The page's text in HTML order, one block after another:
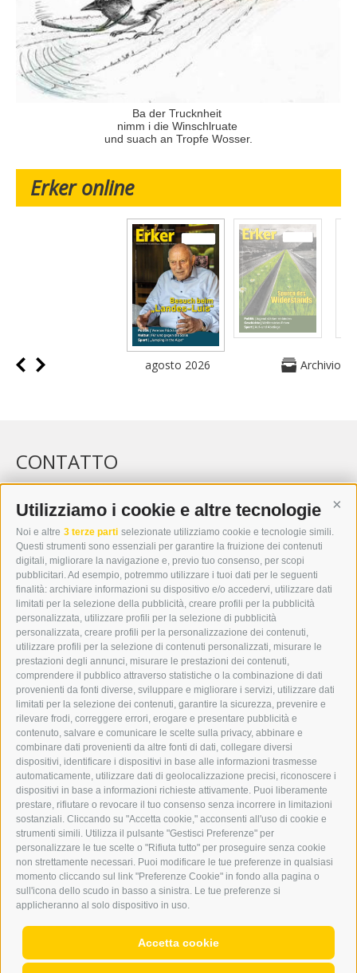
Utilizziamo i cookie e altre tecnologie
Noi e altre 3 terze parti selezionate utilizziamo cookie e tecnologie simili.
Questi strumenti sono essenziali per garantire la fruizione dei contenuti
digitali, migliorare la navigazione e, previo tuo consenso, per scopi
pubblicitari. Ad esempio, potremmo utilizzare i tuoi dati per le seguenti
finalità: archiviare informazioni su dispositivo e/o accedervi, utilizzare dati
limitati per la selezione della pubblicità, creare profili per la pubblicità
personalizzata, utilizzare profili per la selezione di pubblicità
personalizzata, creare profili per la personalizzazione dei contenuti,
utilizzare profili per la selezione di contenuti personalizzati, misurare le
prestazioni degli annunci, misurare le prestazioni dei contenuti,
comprendere il pubblico attraverso statistiche o la combinazione di dati
provenienti da fonti diverse, sviluppare e migliorare i servizi, utilizzare dati
limitati per la selezione dei contenuti, garantire la sicurezza, prevenire e
rilevare frodi, correggere errori, erogare e presentare pubblicità e
contenuto, salvare e comunicare le scelte sulla privacy, abbinare e
combinare dati provenienti da altre fonti di dati, collegare diversi
dispositivi, identificare i dispositivi in base alle informazioni trasmesse
automaticamente, utilizzare dati di geolocalizzazione precisi, riconoscere i
dispositivi in base a informazioni richieste attivamente. Puoi liberamente
prestare, rifiutare o revocare il tuo consenso senza incorrere in limitazioni
sostanziali. Cliccando su "Accetta cookie," acconsenti all'uso di cookie e
strumenti simili. Utilizza il pulsante "Gestisci Preferenze" per
personalizzare le tue scelte o "Rifiuta tutto" per proseguire senza cookie
non strettamente necessari. Puoi modificare le tue preferenze in qualsiasi
momento cliccando sul link "Preferenze Cookie" in fondo alla pagina o
sull'icona dello scudo in basso a sinistra. Le tue preferenze si
applicheranno al solo dispositivo in uso.
Accetta cookie
Ba der Trucknheit
nimm i die Winschlruate
und suach an Tropfe Wosser.
Erker online
agosto 2026 Archivio
CONTATTO
WIPP-MEDIA GMBH
DER ERKER
I-39049 VIPITENO
TEL.: +39 0472 766876
GRAFIK@DERERKER.IT
INFO@DERERKER.IT
BARBARA.FONTANA@DERERKER.IT
ERKER
PUBBLICITÀ NELL’ERKER
PUBBLICITÀ ONLINE
ADDEBITO DIRETTO SEPA
REGOLAMENTO COMMENTI
ONLINE VOTING
SERVICE
EVENTI
ANNUNCI
LINK UTILI
METEO
WEBCAM
VIDEO
NECROLOGI